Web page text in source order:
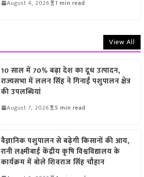
August 4, 2026 1 min read
View All
10 साल में 70% बढ़ा देश का दूध उत्पादन,
राज्यसभा में ललन सिंह ने गिनाईं पशुपालन क्षेत्र
की उपलब्धियां
August 7, 2026 5 min read
वैज्ञानिक पशुपालन से बढ़ेगी किसानों की आय,
रानी लक्ष्मीबाई केंद्रीय कृषि विश्वविद्यालय के
कार्यक्रम में बोले शिवराज सिंह चौहान